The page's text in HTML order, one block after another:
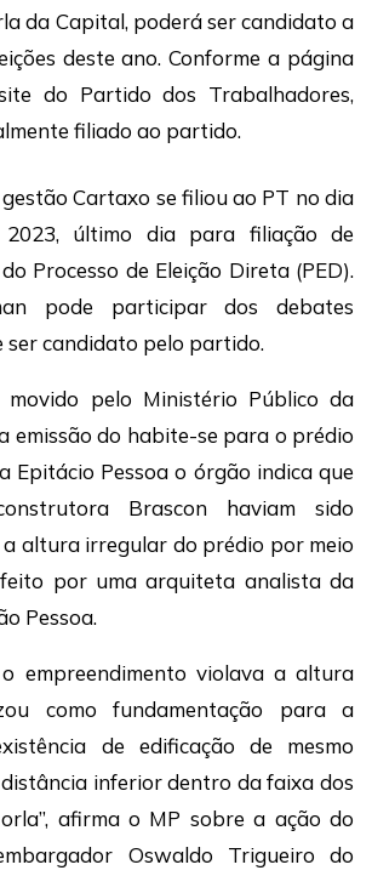
da Capital, poderá ser candidato a
deste ano. Conforme a página
do Partido dos Trabalhadores,
filiado ao partido.
Cartaxo se filiou ao PT no dia
último dia para filiação de
Processo de Eleição Direta (PED).
pode participar dos debates
ser candidato pelo partido.
movido pelo Ministério Público da
emissão do habite-se para o prédio
Epitácio Pessoa o órgão indica que
Brascon haviam sido
altura irregular do prédio por meio
por uma arquiteta analista da
Pessoa.
empreendimento violava a altura
como fundamentação para a
de edificação de mesmo
inferior dentro da faixa dos
afirma o MP sobre a ação do
Oswaldo Trigueiro do